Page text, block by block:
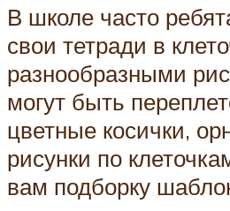
В школе часто
свои тетради в
разнообразными
могут быть
цветные косички,
рисунки по
вам подборку